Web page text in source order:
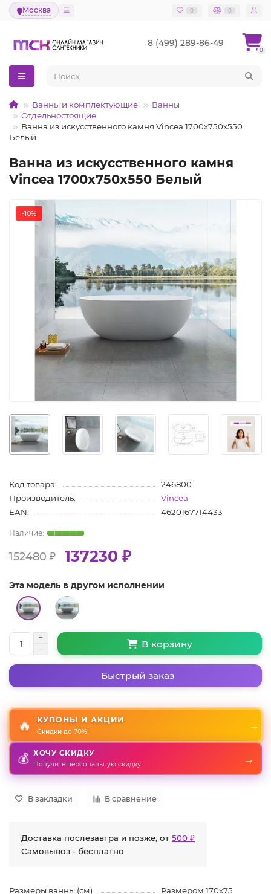
Москва 0 0
8 (499) 289-86-49
0
Ванны и комплектующие
Ванны
Отдельностоящие
Ванна из искусственного камня Vincea 1700x750x550
Белый
Ванна из искусственного камня
Vincea 1700x750x550 Белый
-10%
Код товара:
246800
Производитель:
Vincea
EAN:
4620167714433
152480 ₽ 137230 ₽
Эта модель в другом исполнении
В корзину
Быстрый заказ
🔥 КУПОНЫ И АКЦИИ
Скидки до 70%!
→
💰 ХОЧУ СКИДКУ
Получите персональную скидку →
В закладки В сравнение
Доставка послезавтра и позже, от 500 ₽
Самовывоз - бесплатно
Размеры ванны (см)
Размером 170x75